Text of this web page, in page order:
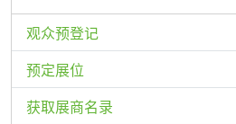
观众预登记
预定展位
获取展商名录